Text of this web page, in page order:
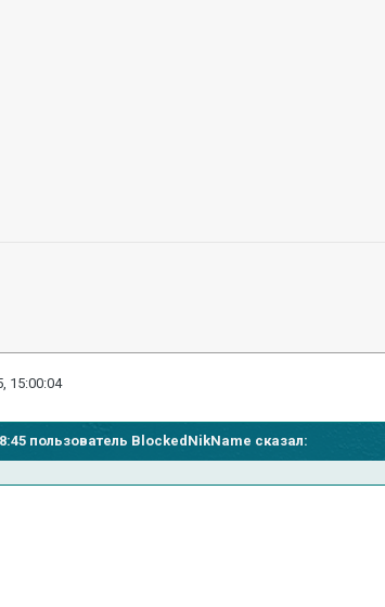
15:00:04
пользователь BlockedNikName сказал: